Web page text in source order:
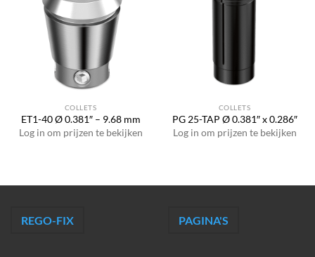
COLLETS
ET1-40 Ø 0.381″ – 9.68 mm
Log in om prijzen te bekijken
COLLETS
PG 25-TAP Ø 0.381″ x 0.286″
Log in om prijzen te bekijken
REGO-FIX PAGINA'S